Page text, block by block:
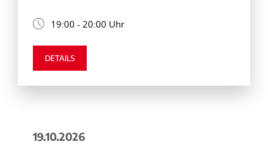
19:00 - 20:00 Uhr
DETAILS
19.10.2026